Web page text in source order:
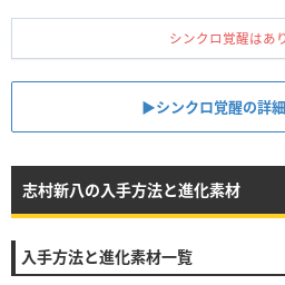
シンクロ覚醒はあ
▶︎シンクロ覚醒の詳
志村新八の入手方法と進化素材
入手方法と進化素材一覧